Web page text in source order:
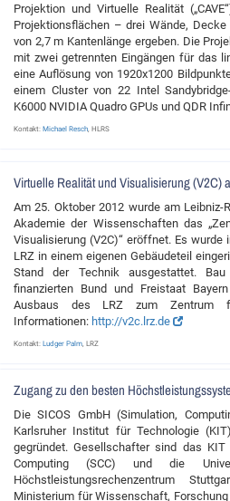
Projektion und Virtuelle Realität
Projektionsflächen – drei Wände,
von 2,7 m Kantenlänge ergeben. Die
mit zwei getrennten Eingängen für das
eine Auflösung von 1920x1200
einem Cluster von 22 Intel
K6000 NVIDIA Quadro GPUs und QDR
Kontakt: Michael Resch , HLRS
Virtuelle Realität und Visualisierung (V2C)
Am 25. Oktober 2012 wurde am Leibniz-
Akademie der Wissenschaften das
Visualisierung (V2C)“ eröffnet. Es wurde
LRZ in einem eigenen Gebäudeteil
Stand der Technik ausgestattet.
finanzierten Bund und Freistaat
Ausbaus des LRZ zum Zentrum
Informationen: http://v2c.lrz.de
Kontakt: Ludger Palm , LRZ
Zugang zu den besten
Die SICOS GmbH (Simulation,
Karlsruher Institut für Technologie
gegründet. Gesellschafter sind das
Computing (SCC) und die
Höchstleistungsrechenzentrum
Ministerium für Wissenschaft,